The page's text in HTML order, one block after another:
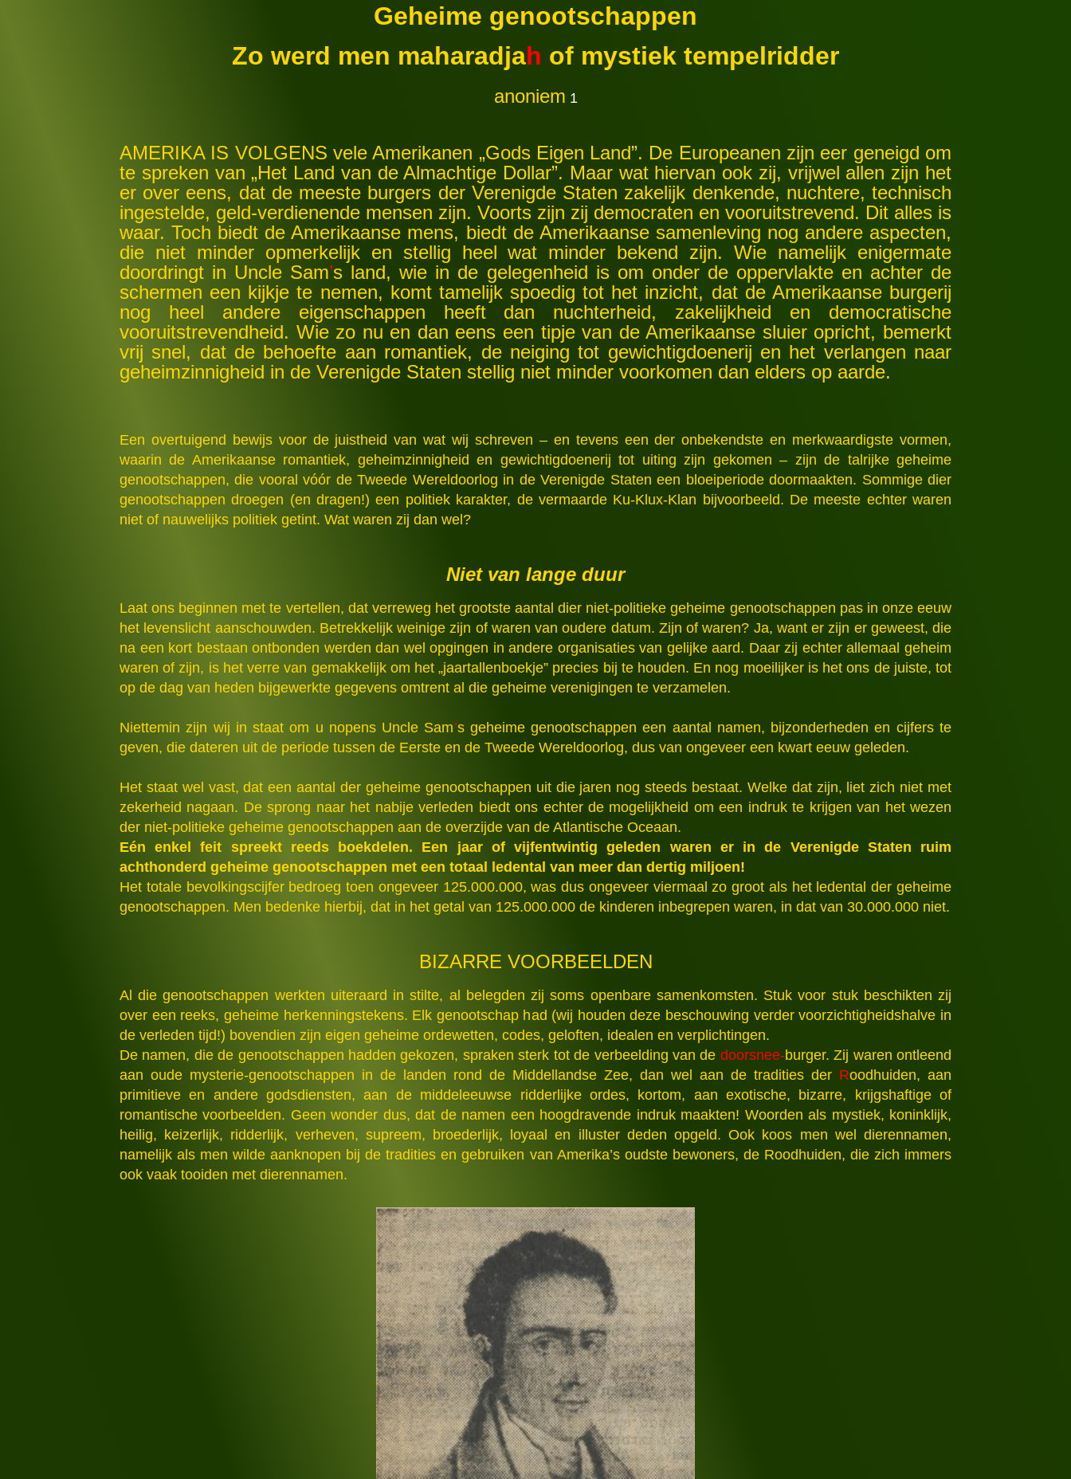
Geheime genootschappen
Zo werd men maharadjah of mystiek tempelridder
anoniem 1
AMERIKA IS VOLGENS vele Amerikanen „Gods Eigen Land”. De Europeanen zijn eer geneigd om
te spreken van „Het Land van de Almachtige Dollar”. Maar wat hiervan ook zij, vrijwel allen zijn het
er over eens, dat de meeste burgers der Verenigde Staten zakelijk denkende, nuchtere, technisch
ingestelde, geld-verdienende mensen zijn. Voorts zijn zij democraten en vooruitstrevend. Dit alles is
waar. Toch biedt de Amerikaanse mens, biedt de Amerikaanse samenleving nog andere aspecten,
die niet minder opmerkelijk en stellig heel wat minder bekend zijn. Wie namelijk enigermate
doordringt in Uncle Sam’s land, wie in de gelegenheid is om onder de oppervlakte en achter de
schermen een kijkje te nemen, komt tamelijk spoedig tot het inzicht, dat de Amerikaanse burgerij
nog heel andere eigenschappen heeft dan nuchterheid, zakelijkheid en democratische
vooruitstrevendheid. Wie zo nu en dan eens een tipje van de Amerikaanse sluier opricht, bemerkt
vrij snel, dat de behoefte aan romantiek, de neiging tot gewichtigdoenerij en het verlangen naar
geheimzinnigheid in de Verenigde Staten stellig niet minder voorkomen dan elders op aarde.
Een overtuigend bewijs voor de juistheid van wat wij schreven – en tevens een der onbekendste en merkwaardigste vormen,
waarin de Amerikaanse romantiek, geheimzinnigheid en gewichtigdoenerij tot uiting zijn gekomen – zijn de talrijke geheime
genootschappen, die vooral vóór de Tweede Wereldoorlog in de Verenigde Staten een bloeiperiode doormaakten. Sommige dier
genootschappen droegen (en dragen!) een politiek karakter, de vermaarde Ku-Klux-Klan bijvoorbeeld. De meeste echter waren
niet of nauwelijks politiek getint. Wat waren zij dan wel?
Niet van lange duur
Laat ons beginnen met te vertellen, dat verreweg het grootste aantal dier niet-politieke geheime genootschappen pas in onze eeuw
het levenslicht aanschouwden. Betrekkelijk weinige zijn of waren van oudere datum. Zijn of waren? Ja, want er zijn er geweest, die
na een kort bestaan ontbonden werden dan wel opgingen in andere organisaties van gelijke aard. Daar zij echter allemaal geheim
waren of zijn, is het verre van gemakkelijk om het „jaartallenboekje” precies bij te houden. En nog moeilijker is het ons de juiste, tot
op de dag van heden bijgewerkte gegevens omtrent al die geheime verenigingen te verzamelen.
Niettemin zijn wij in staat om u nopens Uncle Sam’s geheime genootschappen een aantal namen, bijzonderheden en cijfers te
geven, die dateren uit de periode tussen de Eerste en de Tweede Wereldoorlog, dus van ongeveer een kwart eeuw geleden.
Het staat wel vast, dat een aantal der geheime genootschappen uit die jaren nog steeds bestaat. Welke dat zijn, liet zich niet met
zekerheid nagaan. De sprong naar het nabije verleden biedt ons echter de mogelijkheid om een indruk te krijgen van het wezen
der niet-politieke geheime genootschappen aan de overzijde van de Atlantische Oceaan.
Eén enkel feit spreekt reeds boekdelen. Een jaar of vijfentwintig geleden waren er in de Verenigde Staten ruim
achthonderd geheime genootschappen met een totaal ledental van meer dan dertig miljoen!
Het totale bevolkingscijfer bedroeg toen ongeveer 125.000.000, was dus ongeveer viermaal zo groot als het ledental der geheime
genootschappen. Men bedenke hierbij, dat in het getal van 125.000.000 de kinderen inbegrepen waren, in dat van 30.000.000 niet.
BIZARRE VOORBEELDEN
Al die genootschappen werkten uiteraard in stilte, al belegden zij soms openbare samenkomsten. Stuk voor stuk beschikten zij
over een reeks, geheime herkenningstekens. Elk genootschap had (wij houden deze beschouwing verder voorzichtigheidshalve in
de verleden tijd!) bovendien zijn eigen geheime ordewetten, codes, geloften, idealen en verplichtingen.
De namen, die de genootschappen hadden gekozen, spraken sterk tot de verbeelding van de doorsnee-burger. Zij waren ontleend
aan oude mysterie-genootschappen in de landen rond de Middellandse Zee, dan wel aan de tradities der Roodhuiden, aan
primitieve en andere godsdiensten, aan de middeleeuwse ridderlijke ordes, kortom, aan exotische, bizarre, krijgshaftige of
romantische voorbeelden. Geen wonder dus, dat de namen een hoogdravende indruk maakten! Woorden als mystiek, koninklijk,
heilig, keizerlijk, ridderlijk, verheven, supreem, broederlijk, loyaal en illuster deden opgeld. Ook koos men wel dierennamen,
namelijk als men wilde aanknopen bij de tradities en gebruiken van Amerika’s oudste bewoners, de Roodhuiden, die zich immers
ook vaak tooiden met dierennamen.